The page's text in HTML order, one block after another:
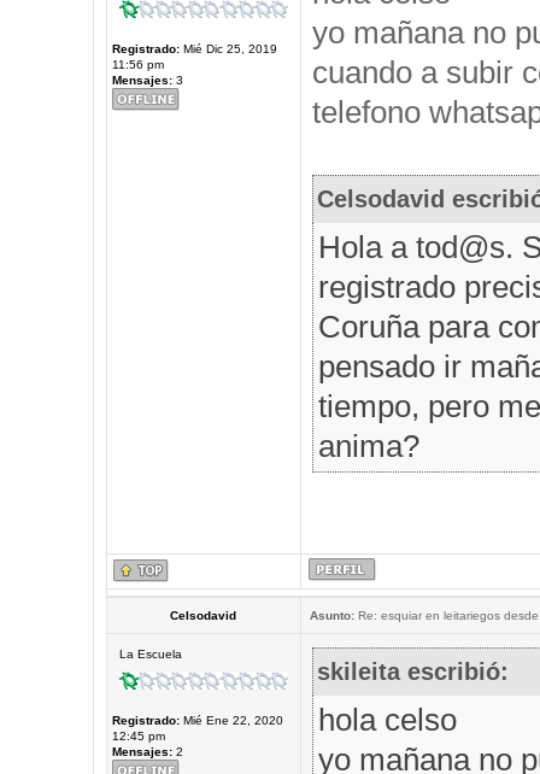
Registrado:Mié Dic 25, 2019
11:56 pm
Mensajes:3
yo mañana no
cuando a subir
telefono
Celsodavid
Hola a tod@s.
registrado
Coruña para
pensado ir
tiempo, pero
anima?
Celsodavid Asunto:Re: esquiar en leitariegos
La Escuela
Registrado:Mié Ene 22, 2020
12:45 pm
Mensajes:2
skileita escribió:
hola celso
yo mañana no